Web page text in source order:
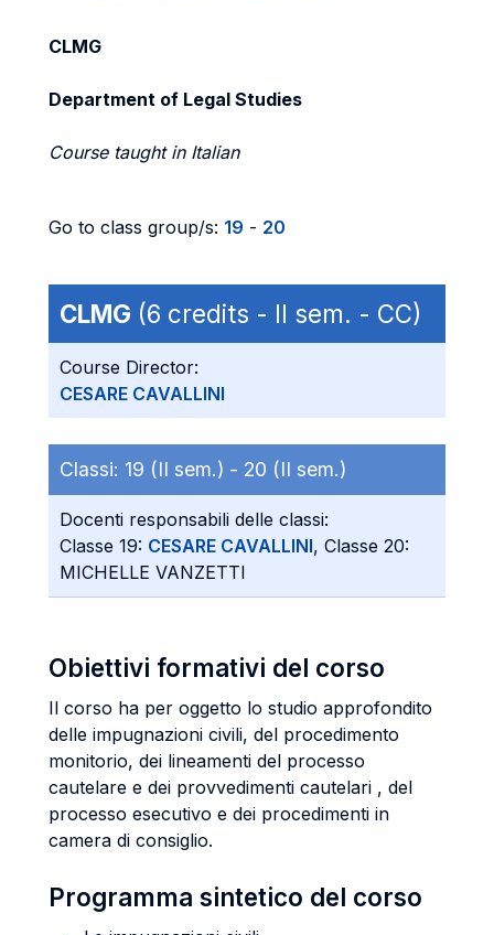
CLMG
Department of Legal Studies
Course taught in Italian
Go to class group/s: 19 - 20
CLMG (6 credits - II sem. - CC)
Course Director:
CESARE CAVALLINI
Classi: 19 (II sem.) - 20 (II sem.)
Docenti responsabili delle classi:
Classe 19: CESARE CAVALLINI, Classe 20:
MICHELLE VANZETTI
Obiettivi formativi del corso
Il corso ha per oggetto lo studio approfondito
delle impugnazioni civili, del procedimento
monitorio, dei lineamenti del processo
cautelare e dei provvedimenti cautelari , del
processo esecutivo e dei procedimenti in
camera di consiglio.
Programma sintetico del corso